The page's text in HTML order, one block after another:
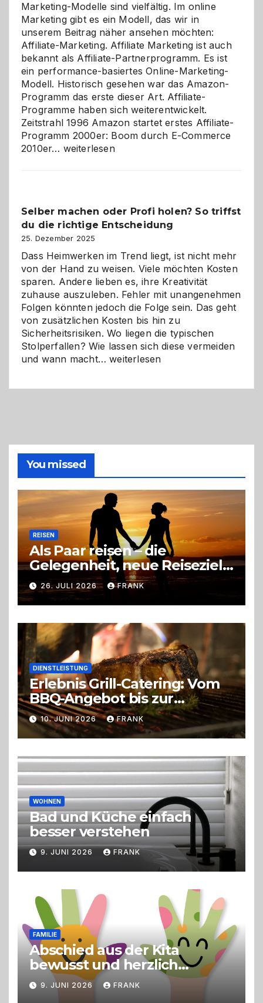
Marketing-Modelle sind vielfältig. Im online
Marketing gibt es ein Modell, das wir in
unserem Beitrag näher ansehen möchten:
Affiliate-Marketing. Affiliate Marketing ist auch
bekannt als Affiliate-Partnerprogramm. Es ist
ein performance-basiertes Online-Marketing-
Modell. Historisch gesehen war das Amazon-
Programm das erste dieser Art. Affiliate-
Programme haben sich weiterentwickelt.
Zeitstrahl 1996 Amazon startet erstes Affiliate-
Programm 2000er: Boom durch E-Commerce
2010er… Affiliate-
Herausforderungen
und
Zukunft
weiterlesen
Selber machen oder Profi holen? So triffst
du die richtige Entscheidung
25. Dezember 2025
Dass Heimwerken im Trend liegt, ist nicht mehr
von der Hand zu weisen. Viele möchten Kosten
sparen. Andere lieben es, ihre Kreativität
zuhause auszuleben. Fehler mit unangenehmen
Folgen könnten jedoch die Folge sein. Das geht
von zusätzlichen Kosten bis hin zu
Sicherheitsrisiken. Wo liegen die typischen
Stolperfallen? Wie lassen sich diese vermeiden
und wann macht…Selber
richtige
Entscheidung
weiterlesen
You missed
REISEN
Als Paar reisen – die
Gelegenheit, neue Reiseziele
zu entdecken
26. JULI 2026 FRANK
DIENSTLEISTUNG
Erlebnis Grill-Catering: Vom
BBQ-Angebot bis zur
perfekten Eventorganisation
Trend zu Outdoor-Events,
Erlebnisgastronomie und
Live-Cooking
10. JUNI 2026 FRANK
WOHNEN
Bad und Küche einfach
besser verstehen
9. JUNI 2026 FRANK
FAMILIE
Abschied aus der Kita
bewusst und herzlich
gestalten
9. JUNI 2026 FRANK